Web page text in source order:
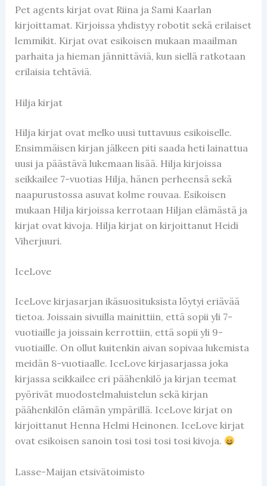
Pet agents kirjat ovat Riina ja Sami Kaarlan
kirjoittamat. Kirjoissa yhdistyy robotit sekä erilaiset
lemmikit. Kirjat ovat esikoisen mukaan maailman
parhaita ja hieman jännittäviä, kun siellä ratkotaan
erilaisia tehtäviä.
Hilja kirjat
Hilja kirjat ovat melko uusi tuttavuus esikoiselle.
Ensimmäisen kirjan jälkeen piti saada heti lainattua
uusi ja päästävä lukemaan lisää. Hilja kirjoissa
seikkailee 7-vuotias Hilja, hänen perheensä sekä
naapurustossa asuvat kolme rouvaa. Esikoisen
mukaan Hilja kirjoissa kerrotaan Hiljan elämästä ja
kirjat ovat kivoja. Hilja kirjat on kirjoittanut Heidi
Viherjuuri.
IceLove
IceLove kirjasarjan ikäsuosituksista löytyi eriävää
tietoa. Joissain sivuilla mainittiin, että sopii yli 7-
vuotiaille ja joissain kerrottiin, että sopii yli 9-
vuotiaille. On ollut kuitenkin aivan sopivaa lukemista
meidän 8-vuotiaalle. IceLove kirjasarjassa joka
kirjassa seikkailee eri päähenkilö ja kirjan teemat
pyörivät muodostelmaluistelun sekä kirjan
päähenkilön elämän ympärillä. IceLove kirjat on
kirjoittanut Henna Helmi Heinonen. IceLove kirjat
ovat esikoisen sanoin tosi tosi tosi tosi kivoja.
Lasse-Maijan etsivätoimisto